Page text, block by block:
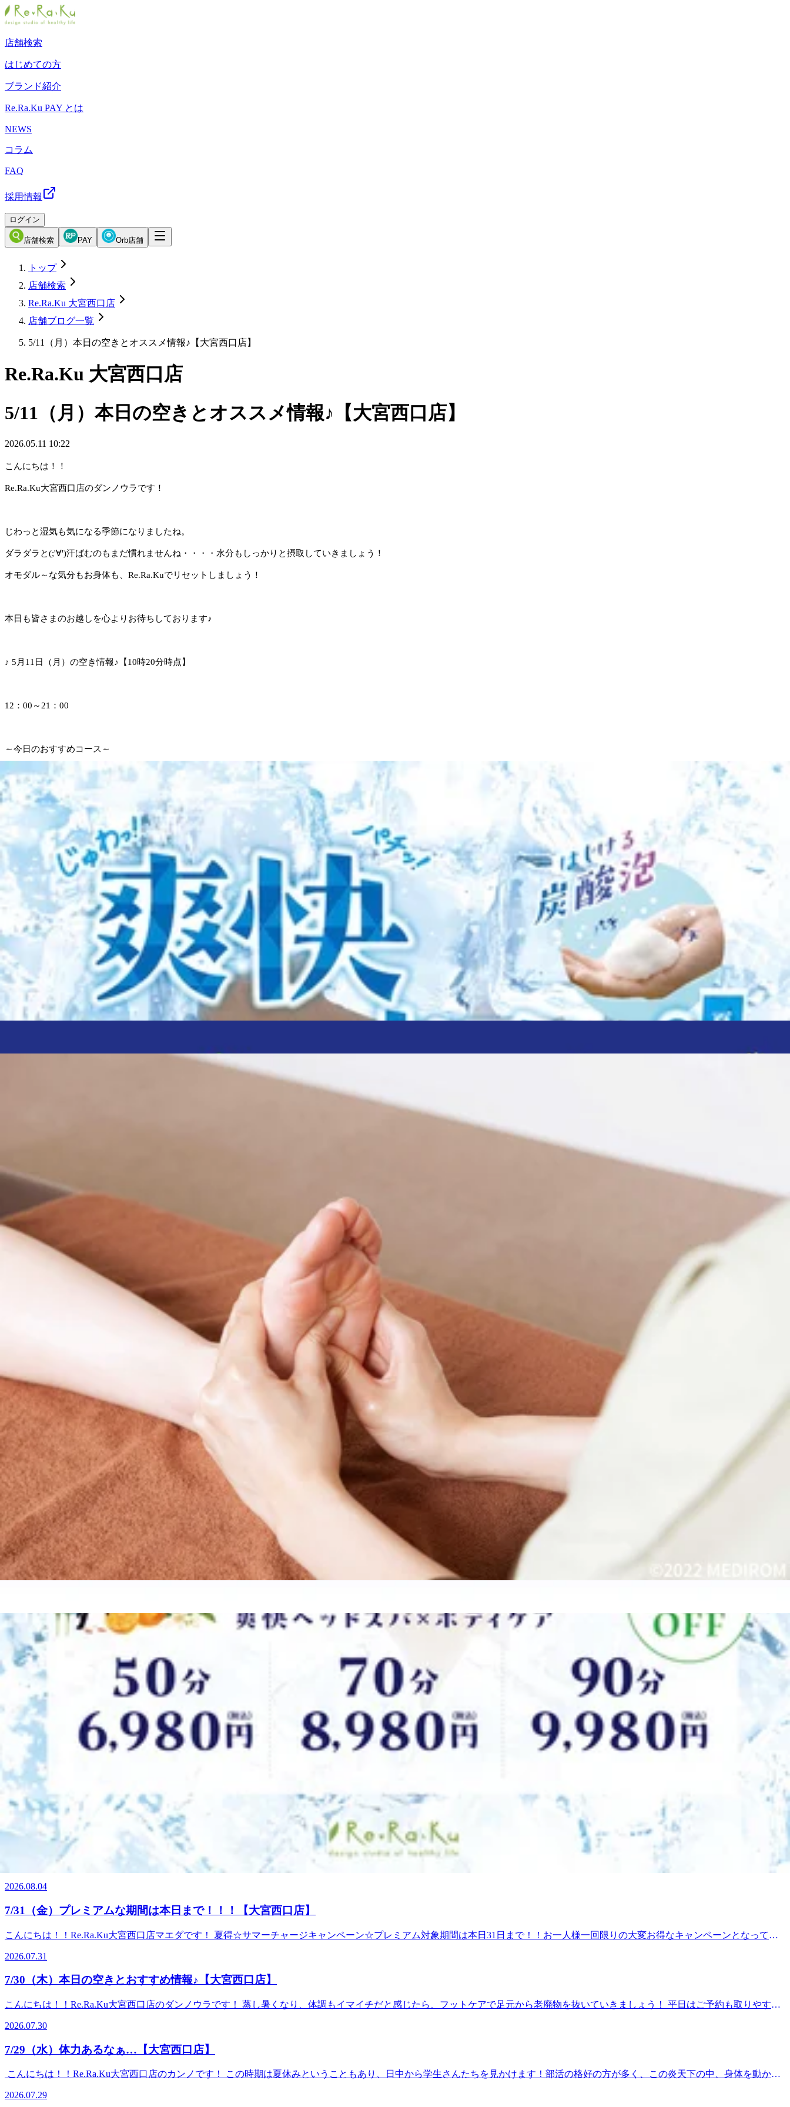
店舗検索
はじめての方
ブランド紹介
Re.Ra.Ku PAY とは
NEWS
コラム
FAQ
採用情報
ログイン
店舗検索 PAY Orb店舗
トップ
店舗検索
Re.Ra.Ku 大宮西口店
店舗ブログ一覧
5/11（月）本日の空きとオススメ情報♪【大宮西口店】
Re.Ra.Ku 大宮西口店
5/11（月）本日の空きとオススメ情報♪【大宮西口店】
2026.05.11 10:22
こんにちは！！
Re.Ra.Ku大宮西口店のダンノウラです！
じわっと湿気も気になる季節になりましたね。
ダラダラと(;'∀')汗ばむのもまだ慣れませんね・・・・水分もしっかりと摂取していきましょう！
オモダル～な気分もお身体も、Re.Ra.Kuでリセットしましょう！
本日も皆さまのお越しを心よりお待ちしております♪
♪ 5月11日（月）の空き情報♪【10時20分時点】
12：00～21：00
～今日のおすすめコース～
★リラク系ボディケア★
肩甲骨にポイントをおいて全身をほぐします。筋肉をほぐすための［押す・揉む］という手技だけでなく、ストレッチによる［伸ばす］動作を加えることで、深部の筋肉までほぐします。
30分 ¥4,400 (税込)
60分 ¥7,700 (税込)
90分 ¥11,000 (税込) （※10分単位で延長可）
★オイルフットケア★
アロマオイルを使用して足全体をほぐします。
☆-------------------------------------------------☆
お二人様の場合はお電話いただくとスムーズにご案内できます！
☆-------------------------------------------------☆
リラクゼーションファンに大人気！！
【肩甲骨ストレッチ】と【股関節ストレッチ】を取り入れたリラク系ボディケア！！
Re.Ra.Ku大宮西口店 ☆大宮駅から徒歩1分☆
〒330-0854
埼玉県さいたま市大宮区桜木町2-3
DOMショッピングセンターPART1 地下1階
≪電話番号≫
048-871-7339
≪営業時間≫
10:00～21:00
電話予約する048-871-7339
8/7（金）本日の空きとオススメ情報♪【大宮西口店】
こんにちは！！Re.Ra.Ku大宮西口店のダンノウラです！ 涼しい後の・・・暑さに負けず！！ヘッドスパとフットケアで足元から老廃物を抜いていきましょう！ 平日はご予約も取りやす
くなっております。夏本場もお身体循環させて整えていきましょう～♪ 本日も皆さまのお越しを心よりお待ちしております♪ ♪ 8月7日（金）の空き情報♪【10時00分時点】 10：00～21：
00（最終受付20：30迄） ～～～～今日のおすすめコース～～～～★オイルフットケア★アロマオイルを使用して足全体をほぐします。足裏にある反射躯を刺激することで、血行促進の
効果や内臓系の活性化が期待できます。 30分 ¥4,510 (税込) 足裏40分 ¥5,830 (税込) 足裏・ふくらはぎ60分 ¥8,470 (税込) 足裏・ふくらはぎ・膝周り （※10分単位で延長
可） ★爽快ヘッドスパ★【夏季限定】-5℃の香りを選べる炭酸泡を使い頭部をほぐします♪爽快ヘッドスパで暑い夏を乗り切りましょう！ ☆こんな方におすすめ☆・頭の重さ・目・首の
お疲れでお悩みの方・ひんやり泡で頭皮にスッキリ感を味わいたい方・パチパチ音でリラックスしたい方 10分 ￥1,650 (税込)20分 ￥3,190 (税込) ※メインのコースと併用してご予約く
ださい（単品利用不可） ☆-------------------------------------------------☆お二人様の場合はお電話いただくとスムーズにご案内できます！☆-------------------------------------------------☆リラクゼーショ
ンファンに大人気！！【肩甲骨ストレッチ】と【股関節ストレッチ】を取り入れたリラク系ボディケア！！ Re.Ra.Ku大宮西口店 ☆大宮駅から徒歩1分☆ ≪住所≫ 〒330-0854 埼
玉県さいたま市大宮区桜木町2-3 DOMショッピングセンターPART1 地下1階≪電話番号≫ 048-871-7339≪営業時間≫10:00～21:00
2026.08.07
8/6（木）本日のおすすめコース☆彡【大宮西口店】
こんにちは！！Re.Ra.Ku大宮西口店マエダです！ 夏はイベントが盛り沢山ですね！お祭りやフェス、海やプールなどなど…移動や長距離の歩きで足が疲れていませんか？ フットケアで
身体に溜まったお疲れを流しに来てくださいね♪皆さまのご来店心よりお待ちしております！ ～本日のオススメコース～★オイルフットケア★アロマオイルを使用して足全体をほぐしま
す。足裏にある反射躯を刺激することで、血行促進の効果や内臓系の活性化が期待できます。 30分 ¥4,510 (税込) 足裏40分 ¥5,830 (税込) 足裏・ふくらはぎ60分 ¥8,470 (税込) 足
裏・ふくらはぎ・膝周り （※10分単位で延長可） ★爽快ヘッドスパ★【夏限定】-5℃の香りを選べる炭酸泡を使い頭部をほぐします♪ ☆こんな方におすすめ☆・頭の重さ・目・
首のお疲れでお悩みの方・ひんやり泡で頭皮にスッキリ感を味わいたい方・パチパチ音でリラックスしたい方 10分 ￥1,650 (税込)20分 ￥3,190 (税込) ※メインのコースと併用してご予
約ください（単品利用不可） ☆-------------------------------------------------☆お二人様の場合はお電話いただくとスムーズにご案内できます！☆-------------------------------------------------☆マッサージ
ファンに大人気！！【肩甲骨ストレッチ】と【股関節ストレッチ】を取り入れたリラク系ボディケア！！ Re.Ra.Ku大宮西口店 ☆大宮駅から徒歩1分☆ ≪住所≫ 〒330-0854 埼玉
県さいたま市大宮区桜木町2-3 DOMショッピングセンターPART1 地下1階≪電話番号≫ 048-871-7339≪営業時間≫10:00～21:00
2026.08.06
8/5（水）涼しい屋内でリフレッシュタイム♪【大宮西口店】
こんにちは！！Re.Ra.Ku大宮西口店マエダです！ 先日映画「ちいかわ」を観に行ってきました♪小さくて可愛い生き物たちが置かれた世知辛い世界観になんとも言えない感情が…(;'∀')私
はいつも頑張り屋さんなシーサーさんが推しです！ 暑い夏は適度に屋内でリフレッシュしたいですね！平日は予約の枠も狙い目です(/・ω・)/皆さまのご来店心よりお待ちしております
♪ ～本日のオススメコース～★リラク系ボディケア★肩甲骨にポイントをおいて全身をほぐします。筋肉をほぐすための［押す・揉む］という手技だけでなく、ストレッチによる［伸ば
す］動作を加えることで、深部の筋肉までほぐします。 30分 ¥4,400 (税込)60分 ¥7,700 (税込)90分 ¥11,000 (税込) （※10分単位で延長可） ★爽快ヘ
ッドスパ★【夏限定】-5℃の香りを選べる炭酸泡を使い頭部をほぐします♪爽快ヘッドスパで暑い夏を乗り切りましょう！ ☆こんな方におすすめ☆・頭の重さ・目・首のお疲れでお悩み
の方・ひんやり泡で頭皮にスッキリ感を味わいたい方・パチパチ音でリラックスしたい方 10分 ￥1,650 (税込)20分 ￥3,190 (税込) ※メインのコースと併用してご予約ください（単品利
用不可） ☆-------------------------------------------------☆お二人様の場合はお電話いただくとスムーズにご案内できます！☆-------------------------------------------------☆マッサージファンに大人気！！
【肩甲骨ストレッチ】と【股関節ストレッチ】を取り入れたリラク系ボディケア！！ Re.Ra.Ku大宮西口店 ☆大宮駅から徒歩1分☆ ≪住所≫ 〒330-0854 埼玉県さいたま市大宮区
2026.08.05
8/4（火）オススメと空き情報♪【大宮西口店】
こんにちは！！Re.Ra.Ku大宮西口店のダンノウラです！ 暑さが幾分楽に感じますね・・・フットケアで足元から老廃物を抜いていきましょう！ 平日はご予約も取りやすくなっておりま
30迄） ～～～～今日のおすすめコース～～～～★オイルフットケア★アロマオイルを使用して足全体をほぐします。足裏にある反射躯を刺激することで、血行促進の効果や内臓系の活
性化が期待できます。 30分 ¥4,510 (税込) 足裏40分 ¥5,830 (税込) 足裏・ふくらはぎ60分 ¥8,470 (税込) 足裏・ふくらはぎ・膝周り （※10分単位で延長可） ★爽快ヘッド
スパ★【夏季限定】-5℃の香りを選べる炭酸泡を使い頭部をほぐします♪爽快ヘッドスパで暑い夏を乗り切りましょう！ ☆こんな方におすすめ☆・頭の重さ・目・首のお疲れでお悩みの
不可） ☆-------------------------------------------------☆お二人様の場合はお電話いただくとスムーズにご案内できます！☆-------------------------------------------------☆リラクゼーションファンに大人
気！！【肩甲骨ストレッチ】と【股関節ストレッチ】を取り入れたリラク系ボディケア！！ Re.Ra.Ku大宮西口店 ☆大宮駅から徒歩1分☆ ≪住所≫ 〒330-0854 埼玉県さいたま市
大宮区桜木町2-3 DOMショッピングセンターPART1 地下1階≪電話番号≫ 048-871-7339≪営業時間≫10:00～21:00
2026.08.04
7/31（金）プレミアムな期間は本日まで！！！【大宮西口店】
こんにちは！！Re.Ra.Ku大宮西口店マエダです！ 夏得☆サマーチャージキャンペーン☆プレミアム対象期間は本日31日まで！！お一人様一回限りの大変お得なキャンペーンとなってお
します。筋肉をほぐすための［押す・揉む］という手技だけでなく、ストレッチによる［伸ばす］動作を加えることで、深部の筋肉までほぐします。 30分 ¥4,400 (税込)60分 ¥7,700
(税込)90分 ¥11,000 (税込) （※10分単位で延長可） ★爽快ヘッドスパ★【夏限定】-5℃の香りを選べる炭酸泡を使い頭部をほぐします♪爽快ヘッドス
パで暑い夏を乗り切りましょう！ ☆こんな方におすすめ☆・頭の重さ・目・首のお疲れでお悩みの方・ひんやり泡で頭皮にスッキリ感を味わいたい方・パチパチ音でリラックスしたい
ムーズにご案内できます！☆-------------------------------------------------☆マッサージファンに大人気！！【肩甲骨ストレッチ】と【股関節ストレッチ】を取り入れたリラク系ボディケ
ア！！ Re.Ra.Ku大宮西口店 ☆大宮駅から徒歩1分☆ ≪住所≫ 〒330-0854 埼玉県さいたま市大宮区桜木町2-3 DOMショッピングセンターPART1 地下1階≪電話番号≫
2026.07.31
7/30（木）本日の空きとおすすめ情報♪【大宮西口店】
こんにちは！！Re.Ra.Ku大宮西口店のダンノウラです！ 蒸し暑くなり、体調もイマイチだと感じたら、フットケアで足元から老廃物を抜いていきましょう！ 平日はご予約も取りやすく
0012：00～14：3014：00～21：00（最終受付20：30迄） ～～～～今日のおすすめコース～～～～★オイルフットケア★アロマオイルを使用して足全体をほぐします。足裏にある反射躯
を刺激することで、血行促進の効果や内臓系の活性化が期待できます。 30分 ¥4,510 (税込) 足裏40分 ¥5,830 (税込) 足裏・ふくらはぎ60分 ¥8,470 (税込) 足裏・ふくらはぎ・膝周
り （※10分単位で延長可） ★爽快ヘッドスパ★【夏季限定】-5℃の香りを選べる炭酸泡を使い頭部をほぐします♪爽快ヘッドスパで暑い夏を乗り切りましょう！ ☆こんな方にお
ンのコースと併用してご予約ください（単品利用不可） ☆-------------------------------------------------☆お二人様の場合はお電話いただくとスムーズにご案内できます！☆--------------------------------
-----------------☆リラクゼーションファンに大人気！！【肩甲骨ストレッチ】と【股関節ストレッチ】を取り入れたリラク系ボディケア！！ Re.Ra.Ku大宮西口店 ☆大宮駅から徒歩1分
2026.07.30
7/29（水）体力あるなぁ…【大宮西口店】
こんにちは！！Re.Ra.Ku大宮西口店のカンノです！ この時期は夏休みということもあり、日中から学生さんたちを見かけます！部活の格好の方が多く、この炎天下の中、身体を動かし
お越しを心よりお待ちしております♪ ～本日のオススメコース～ ★爽快ヘッドスパ★【夏季限定】-5℃の香りを選べる炭酸泡を使い頭部をほぐします♪爽快ヘッドスパで暑い夏を乗り切
2026.07.29